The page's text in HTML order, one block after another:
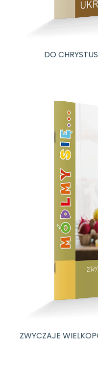
DO
ZWYCZAJE